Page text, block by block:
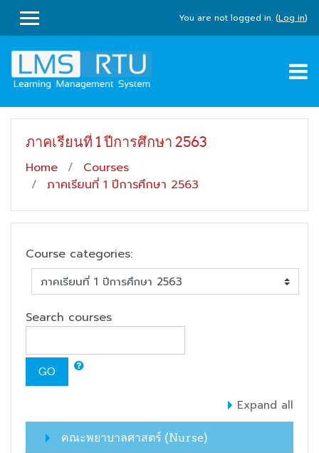
SIDE PANEL
You are not logged in. (Log in)
ภาคเรียนที่ 1 ปีการศึกษา 2563
Home
Courses
ภาคเรียนที่ 1 ปีการศึกษา 2563
Course categories:
Search courses
GO
Expand all
คณะพยาบาลศาสตร์ (Nurse)